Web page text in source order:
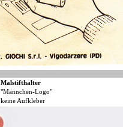
Malstifthalter
"Männchen-Logo"
keine Aufkleber